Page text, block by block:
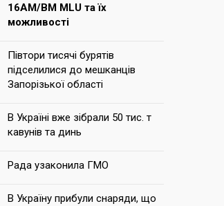
16AM/BM MLU та їх
можливості
Півтори тисячі бурятів
підселилися до мешканців
Запорізької області
В Україні вже зібрали 50 тис. т
кавунів та динь
Рада узаконила ГМО
В Україну прибули снаряди, що